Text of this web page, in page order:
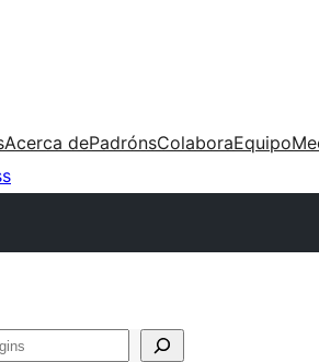
Acerca dePadrónsColaboraEquipo